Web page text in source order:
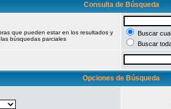
Consulta de Búsqueda
que pueden estar en los resultados y
búsquedas parciales
Buscar
Buscar
Opciones de Búsqueda